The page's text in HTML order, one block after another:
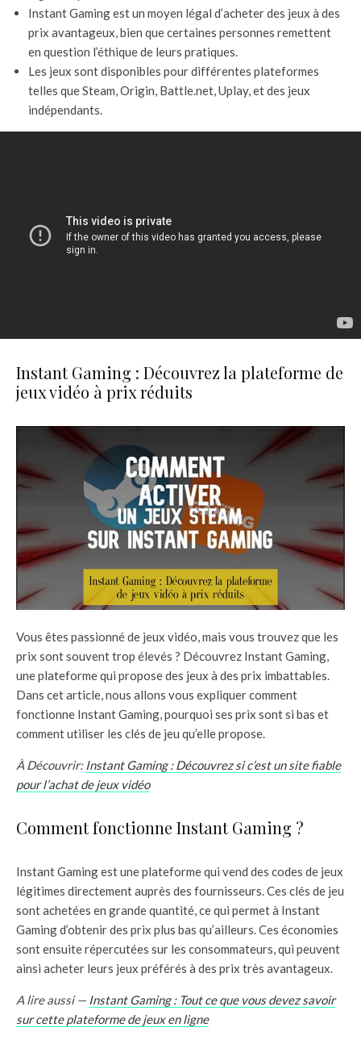
Instant Gaming est un moyen légal d’acheter des jeux à des
prix avantageux, bien que certaines personnes remettent
en question l’éthique de leurs pratiques.
Les jeux sont disponibles pour différentes plateformes
telles que Steam, Origin, Battle.net, Uplay, et des jeux
indépendants.
Instant Gaming : Découvrez la plateforme de
jeux vidéo à prix réduits
Vous êtes passionné de jeux vidéo, mais vous trouvez que les
prix sont souvent trop élevés ? Découvrez Instant Gaming,
une plateforme qui propose des jeux à des prix imbattables.
Dans cet article, nous allons vous expliquer comment
fonctionne Instant Gaming, pourquoi ses prix sont si bas et
comment utiliser les clés de jeu qu’elle propose.
À Découvrir: Instant Gaming : Découvrez si c’est un site fiable
pour l’achat de jeux vidéo
Comment fonctionne Instant Gaming ?
Instant Gaming est une plateforme qui vend des codes de jeux
légitimes directement auprès des fournisseurs. Ces clés de jeu
sont achetées en grande quantité, ce qui permet à Instant
Gaming d’obtenir des prix plus bas qu’ailleurs. Ces économies
sont ensuite répercutées sur les consommateurs, qui peuvent
ainsi acheter leurs jeux préférés à des prix très avantageux.
A lire aussi — Instant Gaming : Tout ce que vous devez savoir
sur cette plateforme de jeux en ligne